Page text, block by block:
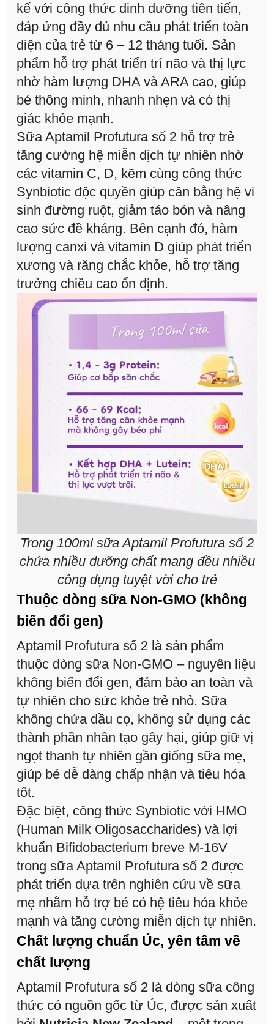
kế với công thức dinh dưỡng tiên tiến,
đáp ứng đầy đủ nhu cầu phát triển toàn
diện của trẻ từ 6 – 12 tháng tuổi. Sản
phẩm hỗ trợ phát triển trí não và thị lực
nhờ hàm lượng DHA và ARA cao, giúp
bé thông minh, nhanh nhẹn và có thị
giác khỏe mạnh.
Sữa Aptamil Profutura số 2 hỗ trợ trẻ
tăng cường hệ miễn dịch tự nhiên nhờ
các vitamin C, D, kẽm cùng công thức
Synbiotic độc quyền giúp cân bằng hệ vi
sinh đường ruột, giảm táo bón và nâng
cao sức đề kháng. Bên cạnh đó, hàm
lượng canxi và vitamin D giúp phát triển
xương và răng chắc khỏe, hỗ trợ tăng
trưởng chiều cao ổn định.
Trong 100ml sữa Aptamil Profutura số 2
chứa nhiều dưỡng chất mang đều nhiều
công dụng tuyệt vời cho trẻ
Thuộc dòng sữa Non-GMO (không
biến đổi gen)
Aptamil Profutura số 2 là sản phẩm
thuộc dòng sữa Non-GMO – nguyên liệu
không biến đổi gen, đảm bảo an toàn và
tự nhiên cho sức khỏe trẻ nhỏ. Sữa
không chứa dầu cọ, không sử dụng các
thành phần nhân tạo gây hại, giúp giữ vị
ngọt thanh tự nhiên gần giống sữa mẹ,
giúp bé dễ dàng chấp nhận và tiêu hóa
tốt.
Đặc biệt, công thức Synbiotic với HMO
(Human Milk Oligosaccharides) và lợi
khuẩn Bifidobacterium breve M-16V
trong sữa Aptamil Profutura số 2 được
phát triển dựa trên nghiên cứu về sữa
mẹ nhằm hỗ trợ bé có hệ tiêu hóa khỏe
mạnh và tăng cường miễn dịch tự nhiên.
Chất lượng chuẩn Úc, yên tâm về
chất lượng
Aptamil Profutura số 2 là dòng sữa công
thức có nguồn gốc từ Úc, được sản xuất